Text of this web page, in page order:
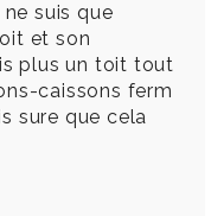
suis que
et son
plus un toit tout
caissons ferm
sure que cela